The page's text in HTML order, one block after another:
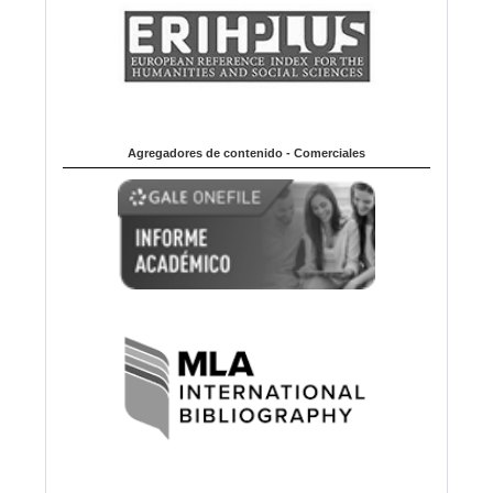
Agregadores de contenido - Comerciales